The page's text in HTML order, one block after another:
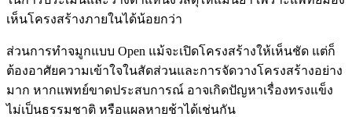
เห็นโครงสร้างภายในได้น้อยกว่า
ส่วนการทำจมูกแบบ Open แม้จะเปิดโครงสร้างให้เห็นชัด แต่ก็
ต้องอาศัยความเข้าใจในสัดส่วนและการจัดวางโครงสร้างอย่าง
มาก หากแพทย์ขาดประสบการณ์ อาจเกิดปัญหาเรื่องทรงแข็ง
ไม่เป็นธรรมชาติ หรือแผลหายช้าได้เช่นกัน